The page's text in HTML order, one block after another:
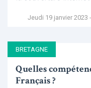
Jeudi 19 janvier 2023
BRETAGNE
Quelles
Français ?